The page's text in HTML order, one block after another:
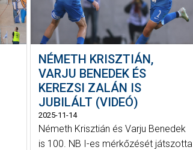
NÉMETH KRISZTIÁN,
VARJU BENEDEK ÉS
KEREZSI ZALÁN IS
JUBILÁLT (VIDEÓ)
2025-11-14
Németh Krisztián és Varju Benedek
is 100. NB I-es mérkőzését játszotta